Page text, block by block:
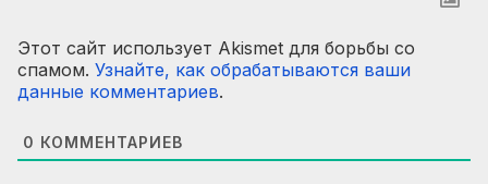
Этот сайт использует Akismet для борьбы со
спамом. Узнайте, как обрабатываются ваши
данные комментариев.
0 КОММЕНТАРИЕВ